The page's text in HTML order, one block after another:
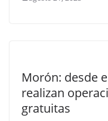
Morón: desde
realizan
gratuitas